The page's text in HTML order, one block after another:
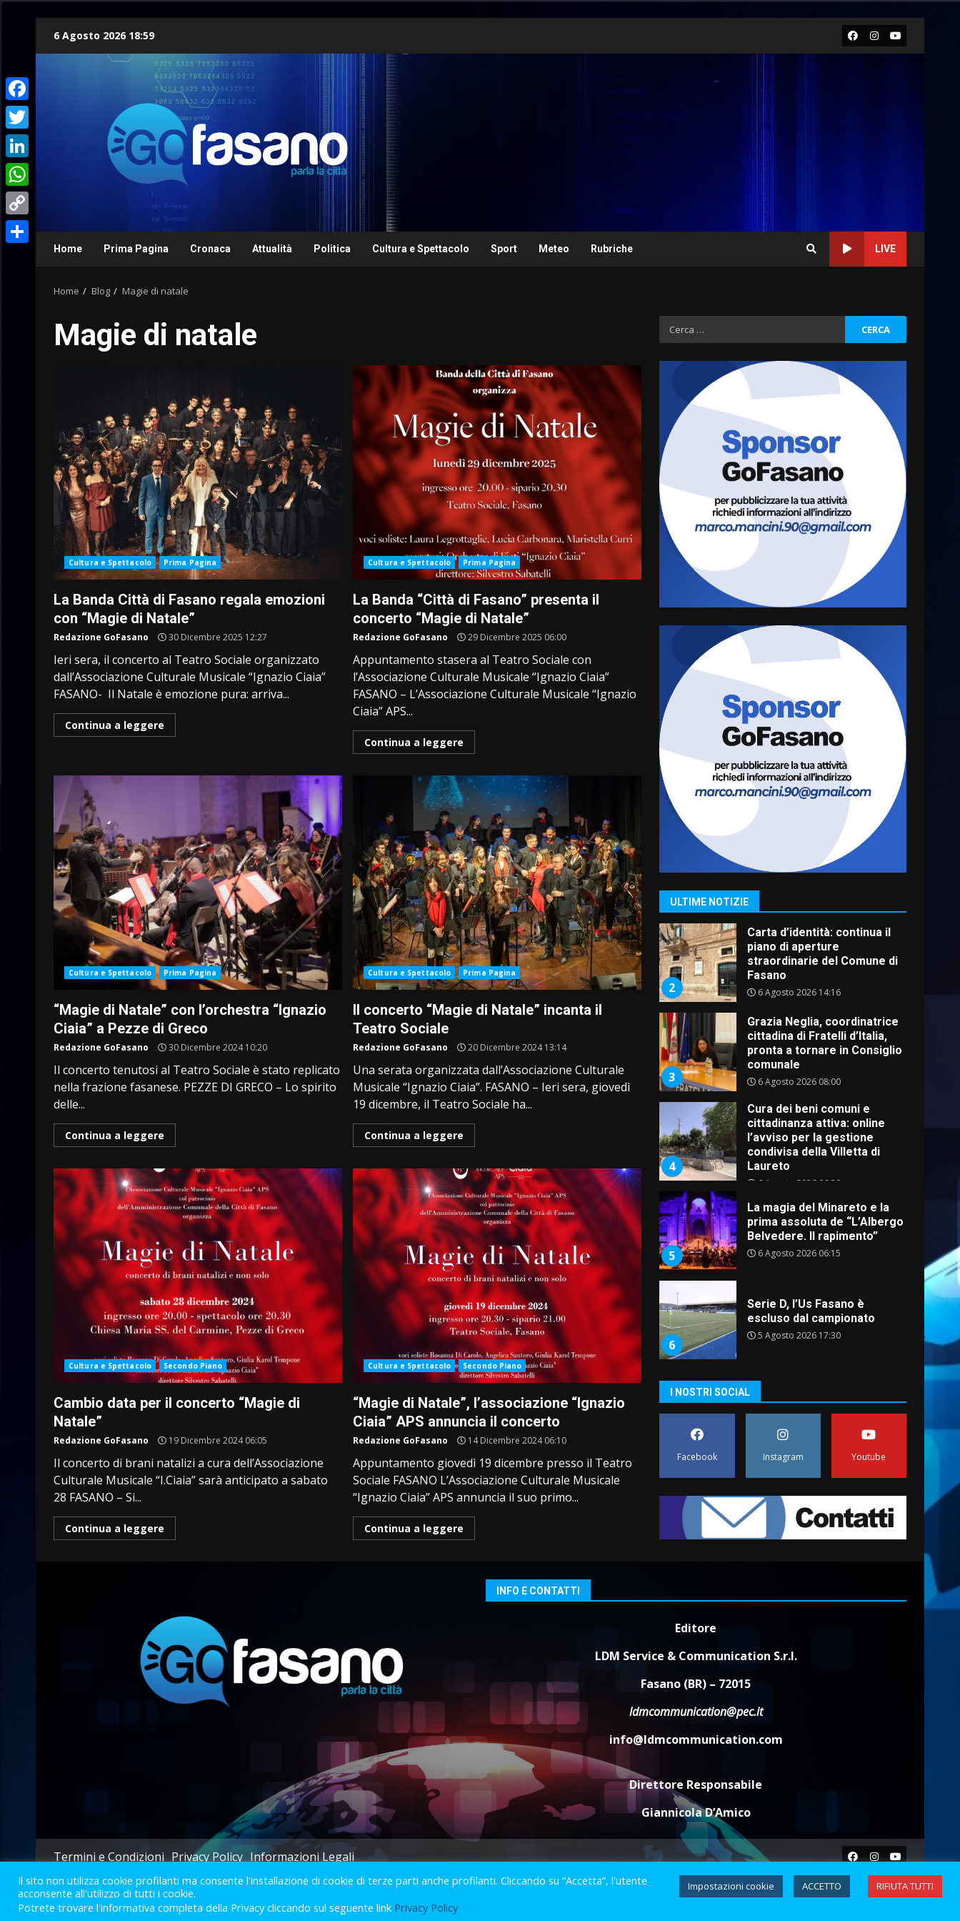
6 Agosto 2026 18:59 Facebook
Instagram
Youtube
Home Prima Pagina Cronaca Attualità Politica Cultura e Spettacolo Sport Meteo Rubriche LIVE
Home Blog Magie di natale
Magie di natale
Cultura e Spettacolo Prima Pagina
La Banda Città di Fasano regala emozioni
con “Magie di Natale”
Redazione GoFasano 30 Dicembre 2025 12:27
Ieri sera, il concerto al Teatro Sociale organizzato
dall’Associazione Culturale Musicale “Ignazio Ciaia”
FASANO- Il Natale è emozione pura: arriva...
Continua a leggere
Cultura e Spettacolo Prima Pagina
La Banda “Città di Fasano” presenta il
concerto “Magie di Natale”
Redazione GoFasano 29 Dicembre 2025 06:00
Appuntamento stasera al Teatro Sociale con
l’Associazione Culturale Musicale “Ignazio Ciaia”
FASANO – L’Associazione Culturale Musicale “Ignazio
Ciaia” APS...
Continua a leggere
Cultura e Spettacolo Prima Pagina
“Magie di Natale” con l’orchestra “Ignazio
Ciaia” a Pezze di Greco
Redazione GoFasano 30 Dicembre 2024 10:20
Il concerto tenutosi al Teatro Sociale è stato replicato
nella frazione fasanese. PEZZE DI GRECO – Lo spirito
delle...
Continua a leggere
Cultura e Spettacolo Prima Pagina
Il concerto “Magie di Natale” incanta il
Teatro Sociale
Redazione GoFasano 20 Dicembre 2024 13:14
Una serata organizzata dall’Associazione Culturale
Musicale “Ignazio Ciaia”. FASANO – Ieri sera, giovedì
19 dicembre, il Teatro Sociale ha...
Continua a leggere
Cultura e Spettacolo Secondo Piano
Cambio data per il concerto “Magie di
Natale”
Redazione GoFasano 19 Dicembre 2024 06:05
Il concerto di brani natalizi a cura dell’Associazione
Culturale Musicale “I.Ciaia” sarà anticipato a sabato
28 FASANO – Si...
Continua a leggere
Cultura e Spettacolo Secondo Piano
“Magie di Natale”, l’associazione “Ignazio
Ciaia” APS annuncia il concerto
Redazione GoFasano 14 Dicembre 2024 06:10
Appuntamento giovedì 19 dicembre presso il Teatro
Sociale FASANO L’Associazione Culturale Musicale
“Ignazio Ciaia” APS annuncia il suo primo...
Continua a leggere
Ricerca
per:
ULTIME NOTIZIE
Grazia Neglia, coordinatrice
cittadina di Fratelli d’Italia,
pronta a tornare in Consiglio
comunale
6 Agosto 2026 08:00
4
Cura dei beni comuni e
cittadinanza attiva: online
l’avviso per la gestione
condivisa della Villetta di
5
La magia del Minareto e la
prima assoluta de “L’Albergo
Belvedere. Il rapimento”
6 Agosto 2026 06:15
escluso dal campionato
5 Agosto 2026 17:30
7
Truffatori in azione nelle
frazioni fasanesi
5 Agosto 2026 11:03
1
Fasanese ferito a colpi di
arma da fuoco
6 Agosto 2026 18:13
2
Carta d’identità: continua il
piano di aperture
straordinarie del Comune di
Fasano
6 Agosto 2026 14:16
3
Grazia Neglia, coordinatrice
cittadina di Fratelli d’Italia,
pronta a tornare in Consiglio
comunale
6 Agosto 2026 08:00
4
Cura dei beni comuni e
cittadinanza attiva: online
l’avviso per la gestione
condivisa della Villetta di
Laureto
6 Agosto 2026 06:20
5
La magia del Minareto e la
prima assoluta de “L’Albergo
Belvedere. Il rapimento”
6 Agosto 2026 06:15
6
Serie D, l’Us Fasano è
escluso dal campionato
5 Agosto 2026 17:30
Truffatori in azione nelle
arma da fuoco
6 Agosto 2026 18:13
Fasano
cittadina di Fratelli d’Italia,
comunale
6 Agosto 2026 08:00
4
Cura dei beni comuni e
cittadinanza attiva: online
condivisa della Villetta di
Laureto
La magia del Minareto e la
prima assoluta de “L’Albergo
Belvedere. Il rapimento”
6 Agosto 2026 06:15
I NOSTRI SOCIAL
Facebook Instagram Youtube
INFO E CONTATTI
Editore
LDM Service & Communication S.r.l.
Fasano (BR) – 72015
ldmcommunication@pec.it
info@ldmcommunication.com
Direttore Responsabile
Giannicola D’Amico
Termini e Condizioni Privacy Policy Informazioni Legali Facebook
Instagram
Youtube
2023 © Gofasano|Powered byCreativestudio&LGC.
Facebook
Twitter
LinkedIn
WhatsApp
Copy
Il sito non utilizza cookie profilanti ma consente l'installazione di cookie di terze parti anche profilanti. Cliccando su “Accetta”, l'utente
acconsente all'utilizzo di tutti i cookie.
Impostazioni cookie ACCETTO RIFIUTA TUTTI
Potrete trovare l'informativa completa della Privacy cliccando sul seguente link Privacy Policy